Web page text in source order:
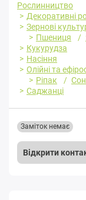
Рослинництво
Декоративні
Зернові
Пшениця
Кукурудза
Насіння
Олійні та
Ріпак
Саджанці
Відкрити
Заміток немає